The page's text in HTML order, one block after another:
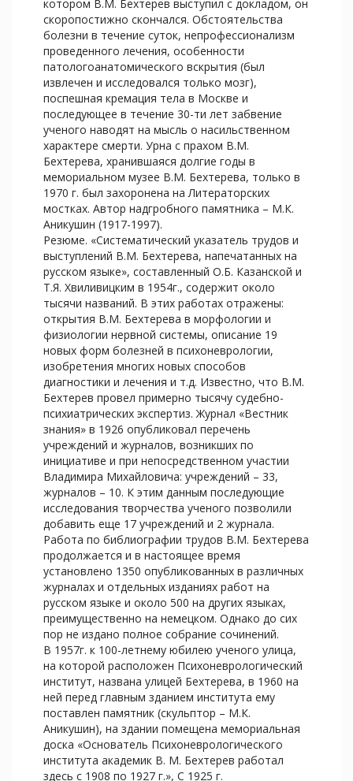
котором В.М. Бехтерев выступил с докладом, он
скоропостижно скончался. Обстоятельства
болезни в течение суток, непрофессионализм
проведенного лечения, особенности
патологоанатомического вскрытия (был
извлечен и исследовался только мозг),
поспешная кремация тела в Москве и
последующее в течение 30-ти лет забвение
ученого наводят на мысль о насильственном
характере смерти. Урна с прахом В.М.
Бехтерева, хранившаяся долгие годы в
мемориальном музее В.М. Бехтерева, только в
1970 г. был захоронена на Литераторских
мостках. Автор надгробного памятника – М.К.
Аникушин (1917-1997).
Резюме. «Систематический указатель трудов и
выступлений В.М. Бехтерева, напечатанных на
русском языке», составленный О.Б. Казанской и
Т.Я. Хвиливицким в 1954г., содержит около
тысячи названий. В этих работах отражены:
открытия В.М. Бехтерева в морфологии и
физиологии нервной системы, описание 19
новых форм болезней в психоневрологии,
изобретения многих новых способов
диагностики и лечения и т.д. Известно, что В.М.
Бехтерев провел примерно тысячу судебно-
психиатрических экспертиз. Журнал «Вестник
знания» в 1926 опубликовал перечень
учреждений и журналов, возникших по
инициативе и при непосредственном участии
Владимира Михайловича: учреждений – 33,
журналов – 10. К этим данным последующие
исследования творчества ученого позволили
добавить еще 17 учреждений и 2 журнала.
Работа по библиографии трудов В.М. Бехтерева
продолжается и в настоящее время
установлено 1350 опубликованных в различных
журналах и отдельных изданиях работ на
русском языке и около 500 на других языках,
преимущественно на немецком. Однако до сих
пор не издано полное собрание сочинений.
В 1957г. к 100-летнему юбилею ученого улица,
на которой расположен Психоневрологический
институт, названа улицей Бехтерева, в 1960 на
ней перед главным зданием института ему
поставлен памятник (скульптор – М.К.
Аникушин), на здании помещена мемориальная
доска «Основатель Психоневрологического
института академик В. М. Бехтерев работал
здесь с 1908 по 1927 г.», С 1925 г.